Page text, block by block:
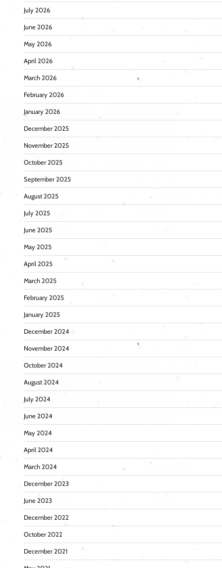
July 2026
June 2026
May 2026
April 2026
March 2026
February 2026
January 2026
December 2025
November 2025
October 2025
September 2025
August 2025
July 2025
June 2025
May 2025
April 2025
March 2025
February 2025
January 2025
December 2024
November 2024
October 2024
August 2024
July 2024
June 2024
May 2024
April 2024
March 2024
December 2023
June 2023
December 2022
October 2022
December 2021